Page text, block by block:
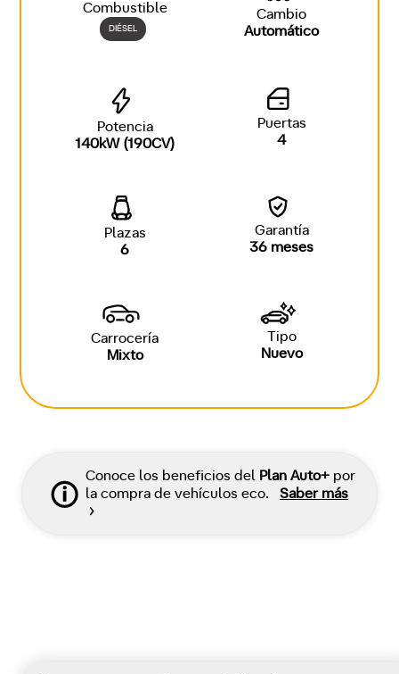
Combustible
DIÉSEL
Cambio
Automático
Potencia
140kW (190CV)
Puertas
4
Plazas
6
Garantía
36 meses
Carrocería
Mixto
Tipo
Nuevo
Conoce los beneficios del Plan Auto+ por
la compra de vehículos eco.
Saber más